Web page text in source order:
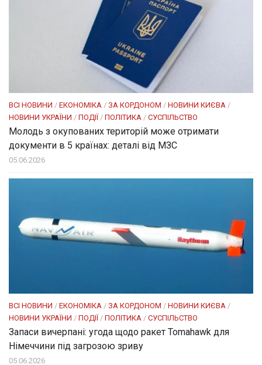
ВСІ НОВИНИ / ЕКОНОМІКА / ЗА КОРДОНОМ / НОВИНИ КИЄВА /
НОВИНИ УКРАЇНИ / ПОДІЇ / ПОЛІТИКА / СУСПІЛЬСТВО
Молодь з окупованих територій може отримати
документи в 5 країнах: деталі від МЗС
05.06.2026
ВСІ НОВИНИ / ЕКОНОМІКА / ЗА КОРДОНОМ / НОВИНИ КИЄВА /
НОВИНИ УКРАЇНИ / ПОДІЇ / ПОЛІТИКА / СУСПІЛЬСТВО
Запаси вичерпані: угода щодо ракет Tomahawk для
Німеччини під загрозою зриву
05.06.2026